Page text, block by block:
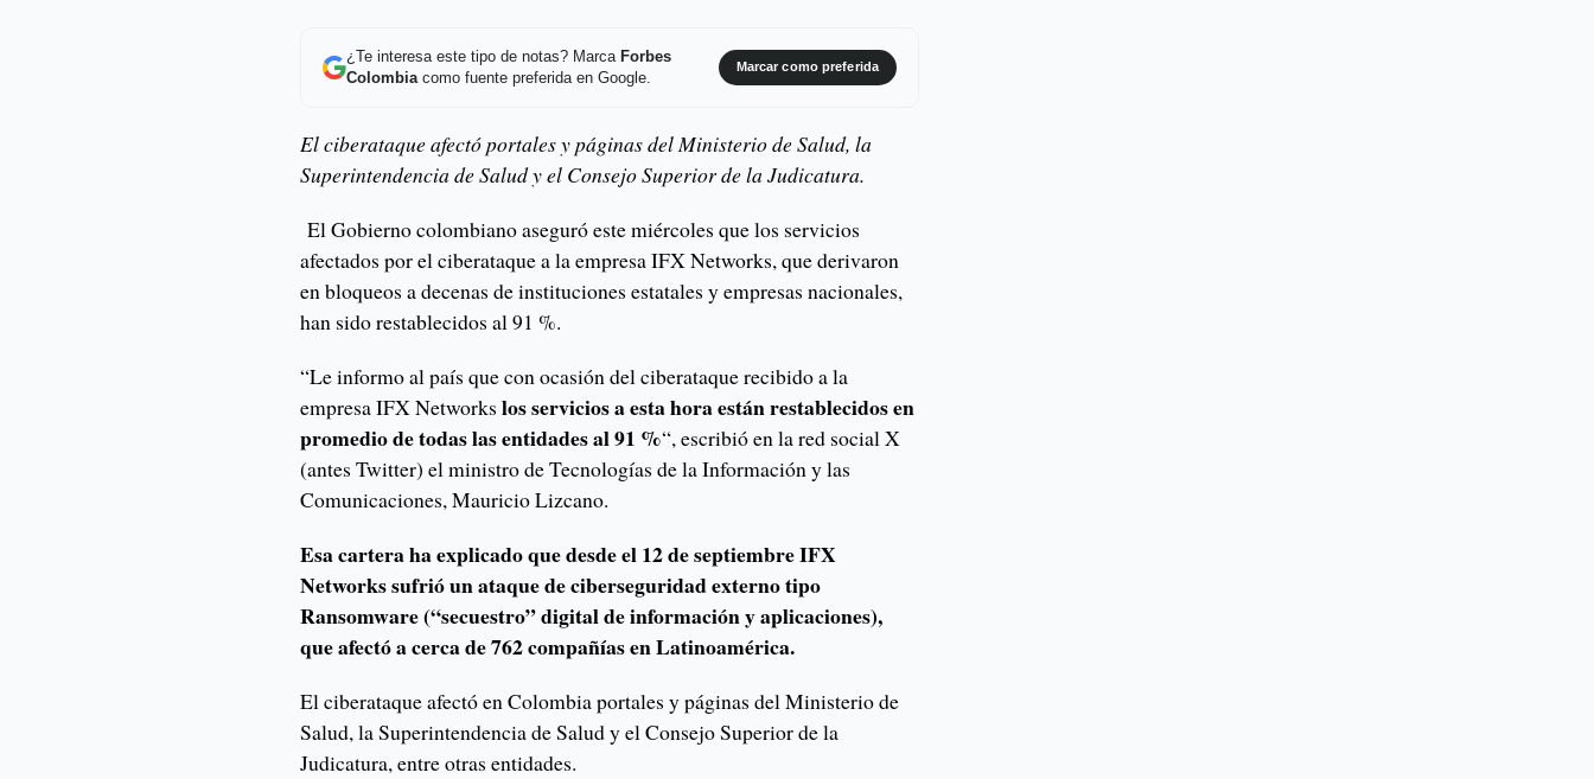
¿Te interesa este tipo de notas? Marca Forbes
Colombiacomo fuente preferida en Google.
Marcar como preferida
El ciberataque afectó portales y páginas del Ministerio de Salud, la
Superintendencia de Salud y el Consejo Superior de la Judicatura.
El Gobierno colombiano aseguró este miércoles que los servicios
afectados por el ciberataque a la empresa IFX Networks, que derivaron
en bloqueos a decenas de instituciones estatales y empresas nacionales,
han sido restablecidos al 91 %.
“Le informo al país que con ocasión del ciberataque recibido a la
empresa IFX Networks los servicios a esta hora están restablecidos en
promedio de todas las entidades al 91 %“, escribió en la red social X
(antes Twitter) el ministro de Tecnologías de la Información y las
Comunicaciones, Mauricio Lizcano.
Esa cartera ha explicado que desde el 12 de septiembre IFX
Networks sufrió un ataque de ciberseguridad externo tipo
Ransomware (“secuestro” digital de información y aplicaciones),
que afectó a cerca de 762 compañías en Latinoamérica.
El ciberataque afectó en Colombia portales y páginas del Ministerio de
Salud, la Superintendencia de Salud y el Consejo Superior de la
Judicatura, entre otras entidades.